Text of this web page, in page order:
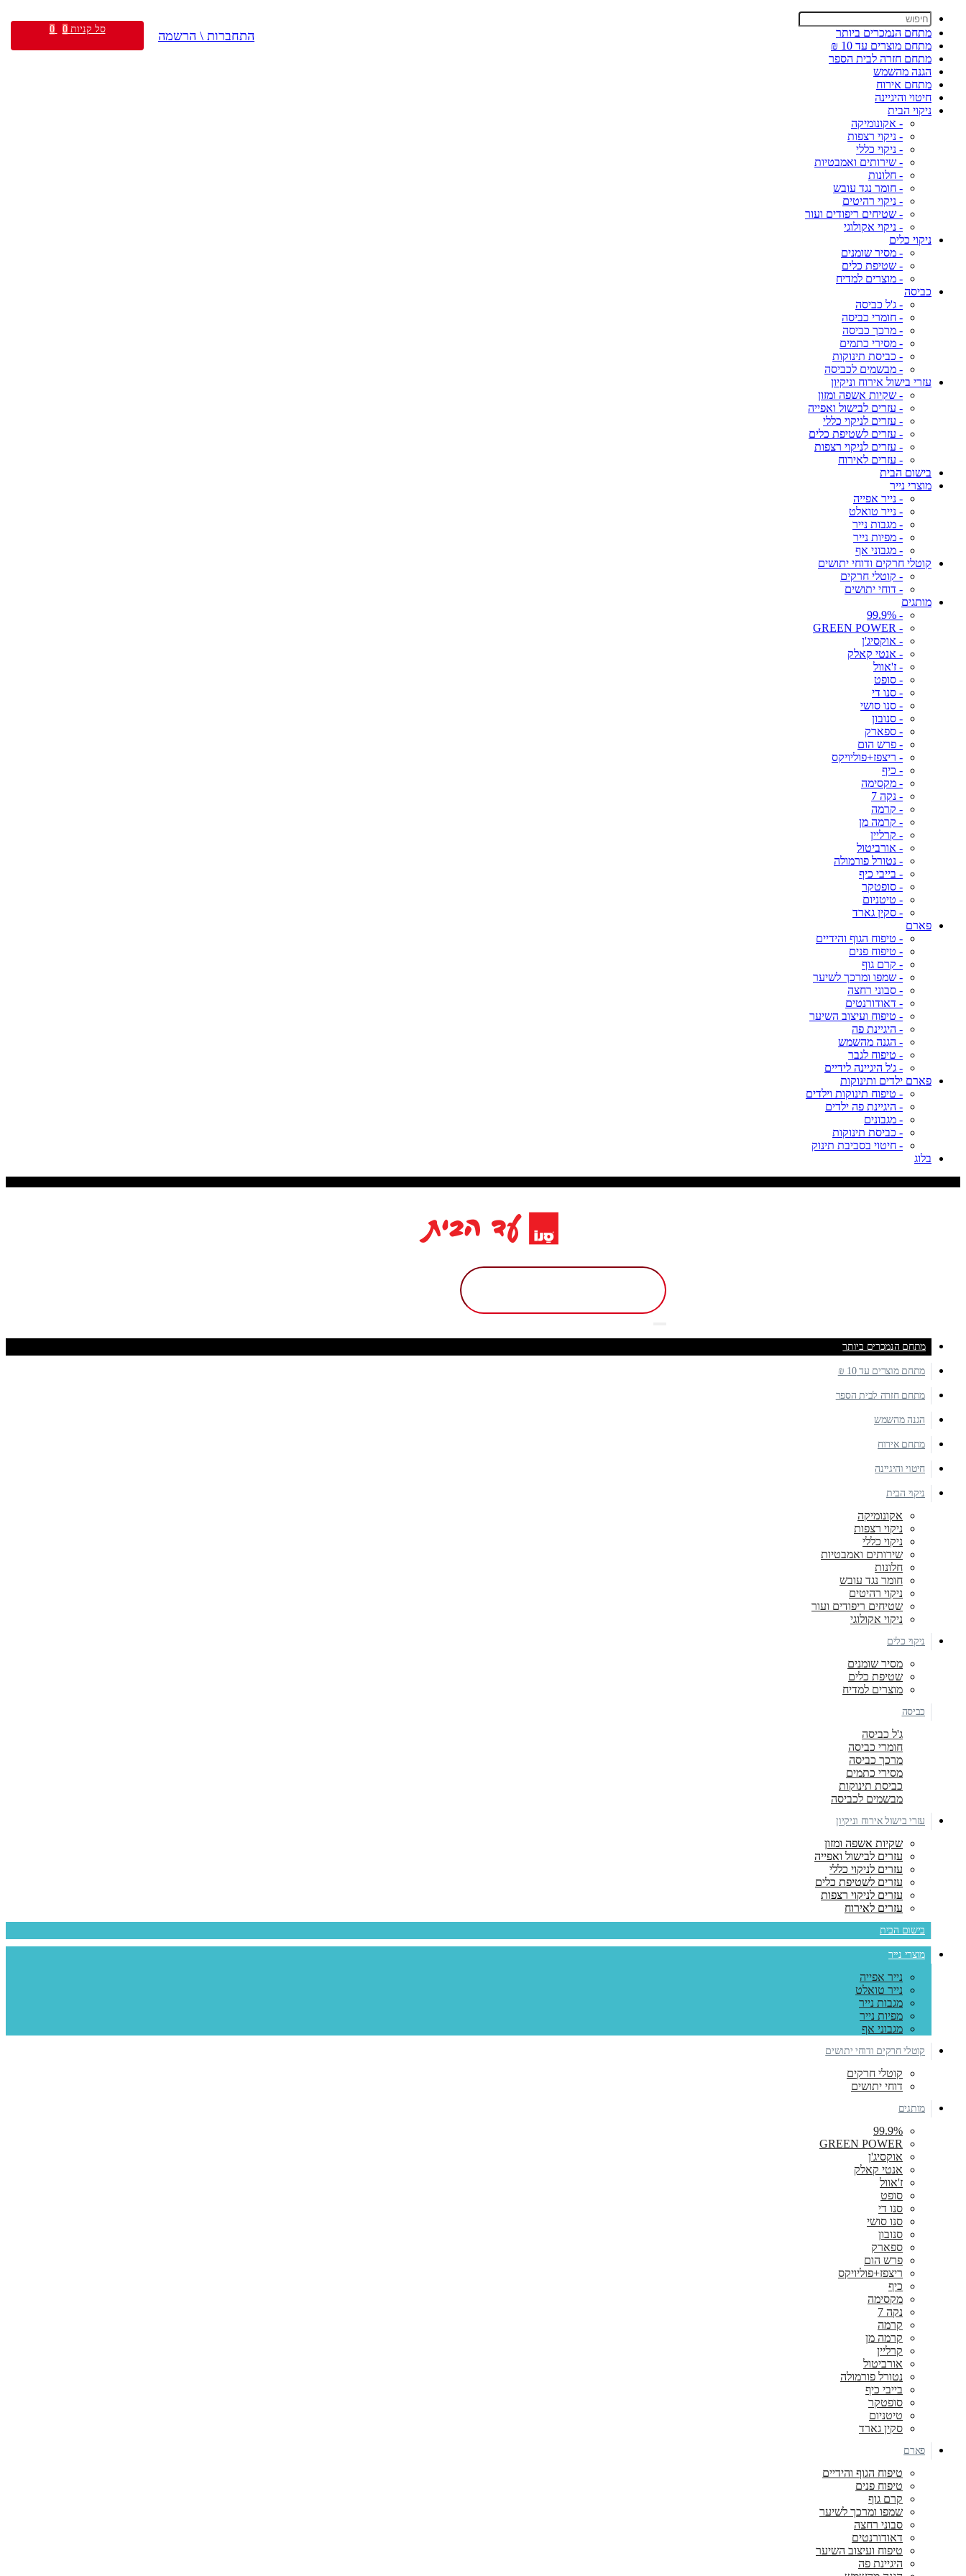
מתחם הנמכרים ביותר
מתחם מוצרים עד 10 ₪
מתחם חזרה לבית הספר
הגנה מהשמש
מתחם אירוח
חיטוי והיגיינה
ניקוי הבית
- אקונומיקה
- ניקוי רצפות
- ניקוי כללי
- שירותים ואמבטיות
- חלונות
- חומר נגד עובש
- ניקוי רהיטים
- שטיחים ריפודים ועור
- ניקוי אקולוגי
ניקוי כלים
- מסיר שומנים
- שטיפת כלים
- מוצרים למדיח
כביסה
- ג'ל כביסה
- חומרי כביסה
- מרכך כביסה
- מסירי כתמים
- כביסת תינוקות
- מבשמים לכביסה
עזרי בישול אירוח וניקיון
- שקיות אשפה ומזון
- עזרים לבישול ואפייה
- עזרים לניקוי כללי
- עזרים לשטיפת כלים
- עזרים לניקוי רצפות
- עזרים לאירוח
בישום הבית
מוצרי נייר
- נייר אפייה
- נייר טואלט
- מגבות נייר
- מפיות נייר
- מגבוני אף
קוטלי חרקים ודוחי יתושים
- קוטלי חרקים
- דוחי יתושים
מותגים
- 99.9%
- GREEN POWER
- אוקסיג'ן
- אנטי קאלק
- ז'אוול
- סופט
- סנו די
- סנו סושי
- סנובון
- ספארק
- פרש הום
- ריצפז+פוליויקס
- כיף
- מקסימה
- נקה 7
- קרמה
- קרמה מן
- קרליין
- אורביטול
- נטורל פורמולה
- בייבי כיף
- סופטקר
- טיטניום
- סקין גארד
פארם
- טיפוח הגוף והידיים
- טיפוח פנים
- קרם גוף
- שמפו ומרכך לשיער
- סבוני רחצה
- דאודורנטים
- טיפוח ועיצוב השיער
- היגיינת פה
- הגנה מהשמש
- טיפוח לגבר
- ג'ל היגיינה לידיים
פארם ילדים ותינוקות
- טיפוח תינוקות וילדים
- היגיינת פה ילדים
- מגבונים
- כביסת תינוקות
- חיטוי בסביבת תינוק
בלוג
התחברות \ הרשמה סל קניות 0
0
מתחם הנמכרים ביותר
מתחם מוצרים עד 10 ₪
מתחם חזרה לבית הספר
הגנה מהשמש
מתחם אירוח
חיטוי והיגיינה
ניקוי הבית
אקונומיקה
ניקוי רצפות
ניקוי כללי
שירותים ואמבטיות
חלונות
חומר נגד עובש
ניקוי רהיטים
שטיחים ריפודים ועור
ניקוי אקולוגי
ניקוי כלים
מסיר שומנים
שטיפת כלים
מוצרים למדיח
כביסה
ג'ל כביסה
חומרי כביסה
מרכך כביסה
מסירי כתמים
כביסת תינוקות
מבשמים לכביסה
עזרי בישול אירוח וניקיון
שקיות אשפה ומזון
עזרים לבישול ואפייה
עזרים לניקוי כללי
עזרים לשטיפת כלים
עזרים לניקוי רצפות
עזרים לאירוח
בישום הבית
מוצרי נייר
נייר אפייה
נייר טואלט
מגבות נייר
מפיות נייר
מגבוני אף
קוטלי חרקים ודוחי יתושים
קוטלי חרקים
דוחי יתושים
מותגים
99.9%
GREEN POWER
אוקסיג'ן
אנטי קאלק
ז'אוול
סופט
סנו די
סנו סושי
סנובון
ספארק
פרש הום
ריצפז+פוליויקס
כיף
מקסימה
נקה 7
קרמה
קרמה מן
קרליין
אורביטול
נטורל פורמולה
בייבי כיף
סופטקר
טיטניום
סקין גארד
פארם
טיפוח הגוף והידיים
טיפוח פנים
קרם גוף
שמפו ומרכך לשיער
סבוני רחצה
דאודורנטים
טיפוח ועיצוב השיער
היגיינת פה